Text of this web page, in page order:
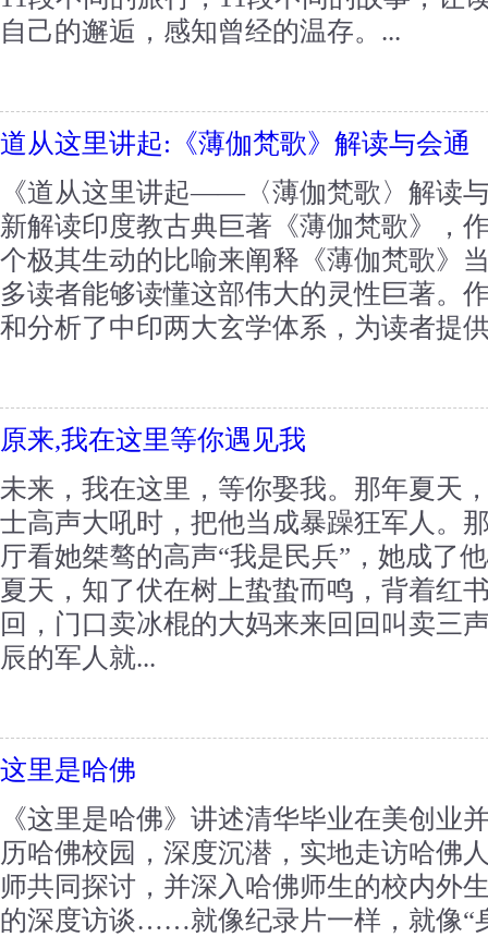
自己的邂逅，感知曾经的温存。...
道从这里讲起:《薄伽梵歌》解读与会通
《道从这里讲起——〈薄伽梵歌〉解读
新解读印度教古典巨著《薄伽梵歌》，
个极其生动的比喻来阐释《薄伽梵歌》
多读者能够读懂这部伟大的灵性巨著。
和分析了中印两大玄学体系，为读者提
原来,我在这里等你遇见我
未来，我在这里，等你娶我。那年夏天
士高声大吼时，把他当成暴躁狂军人。
厅看她桀骜的高声“我是民兵”，她成了
夏天，知了伏在树上蛰蛰而鸣，背着红
回，门口卖冰棍的大妈来来回回叫卖三
辰的军人就...
这里是哈佛
《这里是哈佛》讲述清华毕业在美创业
历哈佛校园，深度沉潜，实地走访哈佛
师共同探讨，并深入哈佛师生的校内外
的深度访谈……就像纪录片一样，就像“